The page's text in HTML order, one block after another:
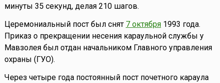
минуты 35 секунд, делая 210 шагов.
Церемониальный пост был снят 7 октября1993 года.
Приказ о прекращении несения караульной службы у
Мавзолея был отдан начальником Главного управления
охраны (ГУО).
Через четыре года постоянный пост почетного караула